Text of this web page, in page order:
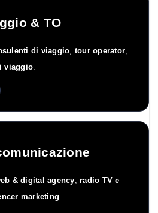
& TO
di viaggio, tour operator,
viaggio.
& digital agency, radio TV e
marketing.